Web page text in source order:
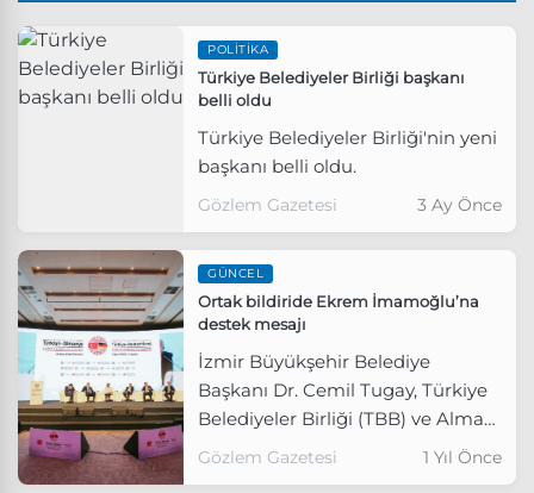
POLITIKA
Türkiye Belediyeler Birliği başkanı
belli oldu
Türkiye Belediyeler Birliği'nin yeni
başkanı belli oldu.
Gözlem Gazetesi 3 Ay Önce
GÜNCEL
Ortak bildiride Ekrem İmamoğlu’na
destek mesajı
İzmir Büyükşehir Belediye
Başkanı Dr. Cemil Tugay, Türkiye
Belediyeler Birliği (TBB) ve Alman
Belediyeler Birliği iş birliğiyle
Gözlem Gazetesi 1 Yıl Önce